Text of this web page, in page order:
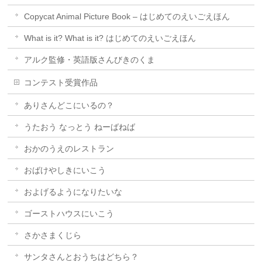
Copycat Animal Picture Book – はじめてのえいごえほん
What is it? What is it? はじめてのえいごえほん
アルク監修・英語版さんびきのくま
コンテスト受賞作品
ありさんどこにいるの？
うたおう なっとう ねーばねば
おかのうえのレストラン
おばけやしきにいこう
およげるようになりたいな
ゴーストハウスにいこう
さかさまくじら
サンタさんとおうちはどちら？